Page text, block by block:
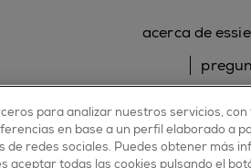
reservados
acerca de essie
para analizar nuestros servicios,
en base a un perfil elaborado a
redes sociales. Puedes obtener más
aceptar todas las cookies pulsando el